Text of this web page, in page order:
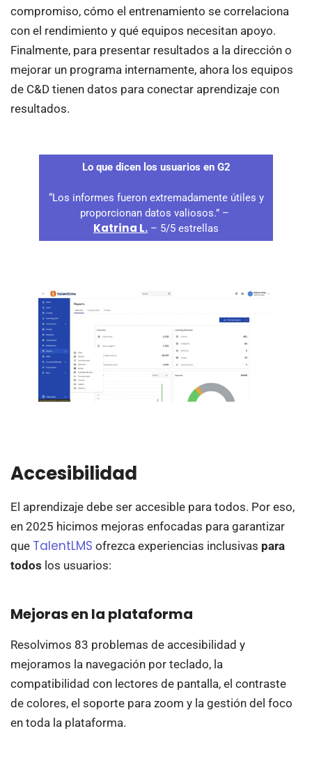
compromiso, cómo el entrenamiento se correlaciona
con el rendimiento y qué equipos necesitan apoyo.
Finalmente, para presentar resultados a la dirección o
mejorar un programa internamente, ahora los equipos
de C&D tienen datos para conectar aprendizaje con
resultados.
Lo que dicen los usuarios en G2
“Los informes fueron extremadamente útiles y
proporcionan datos valiosos.” –
Katrina L. – 5/5 estrellas
Accesibilidad
El aprendizaje debe ser accesible para todos. Por eso,
en 2025 hicimos mejoras enfocadas para garantizar
que TalentLMS ofrezca experiencias inclusivas para
todos los usuarios:
Mejoras en la plataforma
Resolvimos 83 problemas de accesibilidad y
mejoramos la navegación por teclado, la
compatibilidad con lectores de pantalla, el contraste
de colores, el soporte para zoom y la gestión del foco
en toda la plataforma.